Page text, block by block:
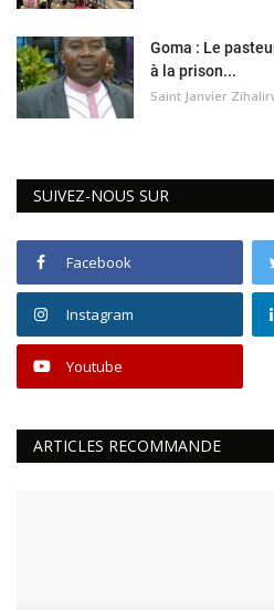
Goma : Le
à la prison...
Saint Janvier
SUIVEZ-NOUS SUR
Facebook
Instagram
Youtube
ARTICLES RECOMMANDE